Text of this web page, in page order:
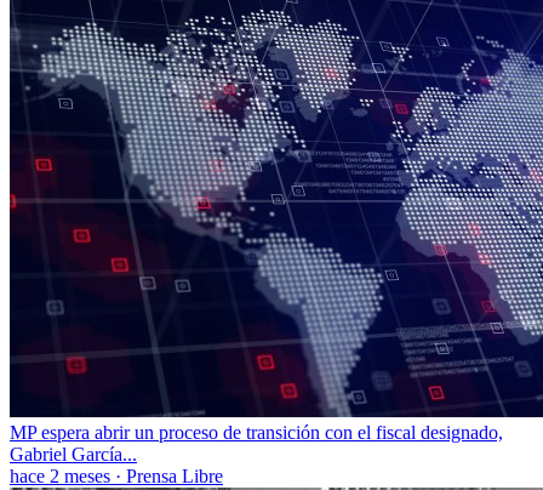
MP espera abrir un proceso de transición con el fiscal designado,
Gabriel García...
hace 2 meses · Prensa Libre